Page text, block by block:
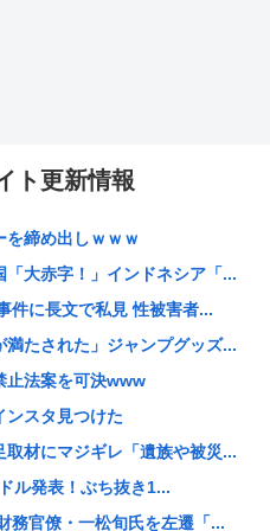
ト更新情報
を締め出しｗｗｗ
大赤字！」インドネシア「...
件に長文で私見 性被害者...
満たされた」ジャンプグッズ...
止法案を可決www
ンスタ見つけた
取材にマジギレ「遺族や被災...
ル発表！ぶち抜き1...
務官僚・一松旬氏を左遷「...